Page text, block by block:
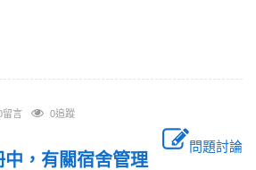
留言 0追蹤
問題討論
，有關宿舍管理